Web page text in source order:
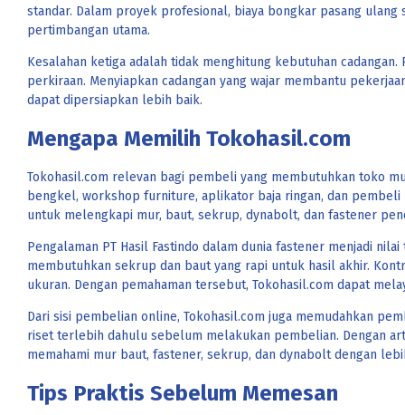
standar. Dalam proyek profesional, biaya bongkar pasang
pertimbangan utama.
Kesalahan ketiga adalah tidak menghitung kebutuhan
perkiraan. Menyiapkan cadangan yang wajar membantu
dapat dipersiapkan lebih baik.
Mengapa Memilih Tokohasil.com
Tokohasil.com relevan bagi pembeli yang membutuhkan toko
bengkel, workshop furniture, aplikator baja ringan, dan
untuk melengkapi mur, baut, sekrup, dynabolt, dan fastener
Pengalaman PT Hasil Fastindo dalam dunia fastener menjadi
membutuhkan sekrup dan baut yang rapi untuk hasil akhir.
ukuran. Dengan pemahaman tersebut, Tokohasil.com dapat
Dari sisi pembelian online, Tokohasil.com juga memudahkan
riset terlebih dahulu sebelum melakukan pembelian. Dengan
memahami mur baut, fastener, sekrup, dan dynabolt dengan
Tips Praktis Sebelum Memesan